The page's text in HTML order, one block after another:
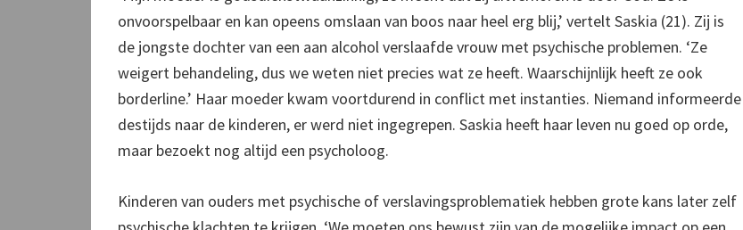
onvoorspelbaar en kan opeens omslaan van boos naar heel erg blij,’ vertelt Saskia (21). Zij is
de jongste dochter van een aan alcohol verslaafde vrouw met psychische problemen. ‘Ze
weigert behandeling, dus we weten niet precies wat ze heeft. Waarschijnlijk heeft ze ook
borderline.’ Haar moeder kwam voortdurend in conflict met instanties. Niemand informeerde
destijds naar de kinderen, er werd niet ingegrepen. Saskia heeft haar leven nu goed op orde,
maar bezoekt nog altijd een psycholoog.
Kinderen van ouders met psychische of verslavingsproblematiek hebben grote kans later zelf